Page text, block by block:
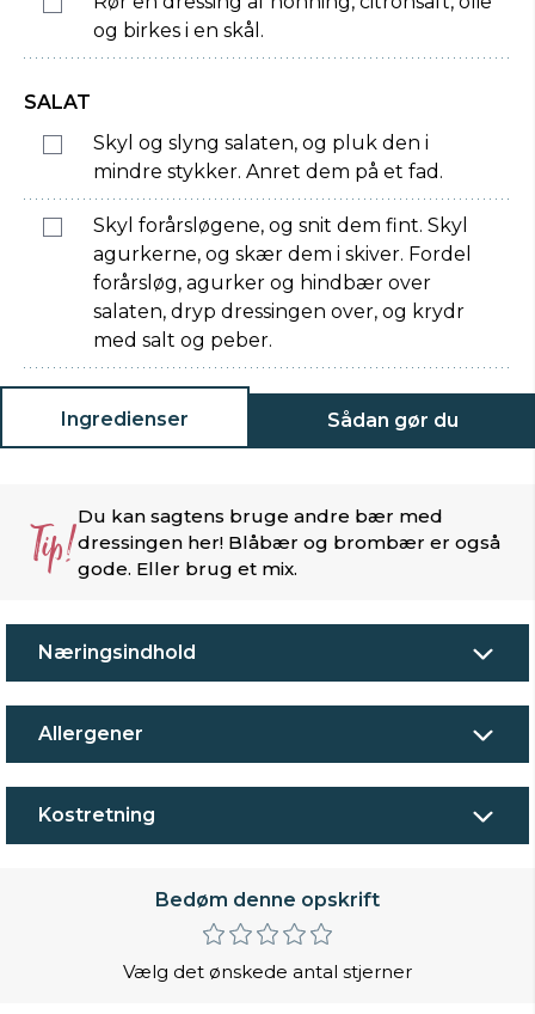
og birkes i en skål.
SALAT
Skyl og slyng salaten, og pluk den i
mindre stykker. Anret dem på et fad.
Skyl forårsløgene, og snit dem fint. Skyl
agurkerne, og skær dem i skiver. Fordel
forårsløg, agurker og hindbær over
salaten, dryp dressingen over, og krydr
med salt og peber.
Ingredienser Sådan gør du
Tip!Du kan sagtens bruge andre bær med
dressingen her! Blåbær og brombær er også
gode. Eller brug et mix.
Næringsindhold
Allergener
Kostretning
Bedøm denne opskrift
Vælg det ønskede antal stjerner